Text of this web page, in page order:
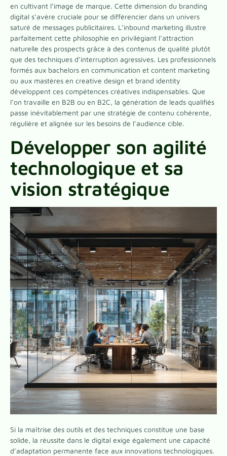
en cultivant l’image de marque. Cette dimension du branding
digital s’avère cruciale pour se différencier dans un univers
saturé de messages publicitaires. L’inbound marketing illustre
parfaitement cette philosophie en privilégiant l’attraction
naturelle des prospects grâce à des contenus de qualité plutôt
que des techniques d’interruption agressives. Les professionnels
formés aux bachelors en communication et content marketing
ou aux mastères en creative design et brand identity
développent ces compétences créatives indispensables. Que
l’on travaille en B2B ou en B2C, la génération de leads qualifiés
passe inévitablement par une stratégie de contenu cohérente,
régulière et alignée sur les besoins de l’audience cible.
Développer son agilité
technologique et sa
vision stratégique
Si la maîtrise des outils et des techniques constitue une base
solide, la réussite dans le digital exige également une capacité
d’adaptation permanente face aux innovations technologiques.